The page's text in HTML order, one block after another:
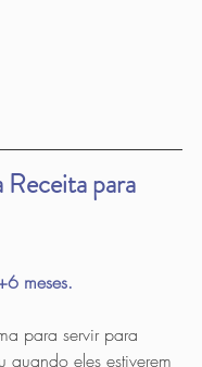
para
meses.
para servir para
quando eles estiverem